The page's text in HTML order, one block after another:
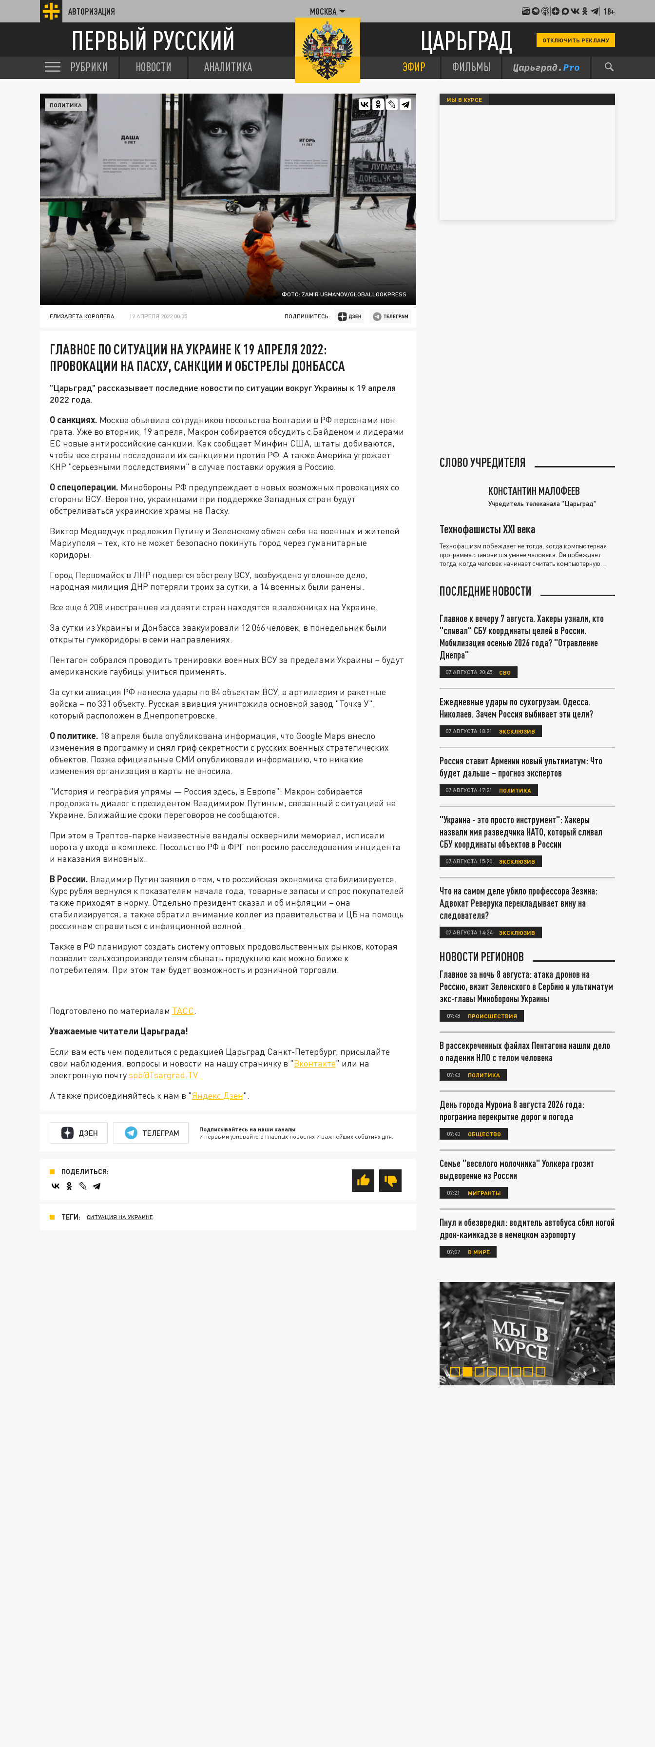
АВТОРИЗАЦИЯ МОСКВА 18+
ПЕРВЫЙ РУССКИЙ ЦАРЬГРАД ОТКЛЮЧИТЬ РЕКЛАМУ
РУБРИКИ НОВОСТИ АНАЛИТИКА ЭФИР ФИЛЬМЫ
ФОТО: ZAMIR USMANOV/GLOBALLOOKPRESS
ПОЛИТИКА
ЕЛИЗАВЕТА КОРОЛЕВА 19 АПРЕЛЯ 2022 00:35 ПОДПИШИТЕСЬ:
ГЛАВНОЕ ПО СИТУАЦИИ НА УКРАИНЕ К 19 АПРЕЛЯ 2022:
ПРОВОКАЦИИ НА ПАСХУ, САНКЦИИ И ОБСТРЕЛЫ ДОНБАССА
"Царьград" рассказывает последние новости по ситуации вокруг Украины к 19 апреля
2022 года.
О санкциях. Москва объявила сотрудников посольства Болгарии в РФ персонами нон
грата. Уже во вторник, 19 апреля, Макрон собирается обсудить с Байденом и лидерами
ЕС новые антироссийские санкции. Как сообщает Минфин США, штаты добиваются,
чтобы все страны последовали их санкциями против РФ. А также Америка угрожает
КНР "серьезными последствиями" в случае поставки оружия в Россию.
О спецоперации. Минобороны РФ предупреждает о новых возможных провокациях со
стороны ВСУ. Вероятно, украинцами при поддержке Западных стран будут
обстреливаться украинские храмы на Пасху.
Виктор Медведчук предложил Путину и Зеленскому обмен себя на военных и жителей
Мариуполя – тех, кто не может безопасно покинуть город через гуманитарные
коридоры.
Город Первомайск в ЛНР подвергся обстрелу ВСУ, возбуждено уголовное дело,
народная милиция ДНР потеряли троих за сутки, а 14 военных были ранены.
Все еще 6 208 иностранцев из девяти стран находятся в заложниках на Украине.
За сутки из Украины и Донбасса эвакуировали 12 066 человек, в понедельник были
открыты гумкоридоры в семи направлениях.
Пентагон собрался проводить тренировки военных ВСУ за пределами Украины – будут
американские гаубицы учиться применять.
За сутки авиация РФ нанесла удары по 84 объектам ВСУ, а артиллерия и ракетные
войска – по 331 объекту. Русская авиация уничтожила основной завод "Точка У",
который расположен в Днепропетровске.
О политике. 18 апреля была опубликована информация, что Google Maps внесло
изменения в программу и снял гриф секретности с русских военных стратегических
объектов. Позже официальные СМИ опубликовали информацию, что никакие
изменения организация в карты не вносила.
"История и география упрямы — Россия здесь, в Европе": Макрон собирается
продолжать диалог с президентом Владимиром Путиным, связанный с ситуацией на
Украине. Ближайшие сроки переговоров не сообщаются.
При этом в Трептов-парке неизвестные вандалы осквернили мемориал, исписали
ворота у входа в комплекс. Посольство РФ в ФРГ попросило расследования инцидента
и наказания виновных.
В России. Владимир Путин заявил о том, что российская экономика стабилизируется.
Курс рубля вернулся к показателям начала года, товарные запасы и спрос покупателей
также приходят в норму. Отдельно президент сказал и об инфляции – она
стабилизируется, а также обратил внимание коллег из правительства и ЦБ на помощь
россиянам справиться с инфляционной волной.
Также в РФ планируют создать систему оптовых продовольственных рынков, которая
позволит сельхозпроизводителям сбывать продукцию как можно ближе к
потребителям. При этом там будет возможность и розничной торговли.
Подготовлено по материалам ТАСС.
Уважаемые читатели Царьграда!
Если вам есть чем поделиться с редакцией Царьград Санкт-Петербург, присылайте
свои наблюдения, вопросы и новости на нашу страничку в "Вконтакте" или на
электронную почтуspb@Tsargrad.TV
А также присоединяйтесь к нам в "Яндекс.Дзен".
ДЗЕН ТЕЛЕГРАМ Подписывайтесь на наши каналы
и первыми узнавайте о главных новостях и важнейших событиях дня.
ПОДЕЛИТЬСЯ:
ТЕГИ: СИТУАЦИЯ НА УКРАИНЕ
МЫ В КУРСЕ
СЛОВО УЧРЕДИТЕЛЯ
КОНСТАНТИН МАЛОФЕЕВ
Учредитель телеканала "Царьград"
Технофашисты XXI века
Технофашизм побеждает не тогда, когда компьютерная
программа становится умнее человека. Он побеждает
тогда, когда человек начинает считать компьютерную
ПОСЛЕДНИЕ НОВОСТИ
Главное к вечеру 7 августа. Хакеры узнали, кто
"сливал" СБУ координаты целей в России.
Мобилизация осенью 2026 года? "Отравление
Днепра"
07 АВГУСТА 20:45 СВО
Ежедневные удары по сухогрузам. Одесса.
Николаев. Зачем Россия выбивает эти цели?
07 АВГУСТА 18:21 ЭКСКЛЮЗИВ
Россия ставит Армении новый ультиматум: Что
будет дальше – прогноз экспертов
07 АВГУСТА 17:21 ПОЛИТИКА
"Украина - это просто инструмент": Хакеры
назвали имя разведчика НАТО, который сливал
СБУ координаты объектов в России
07 АВГУСТА 15:20 ЭКСКЛЮЗИВ
Что на самом деле убило профессора Зезина:
Адвокат Реверука перекладывает вину на
следователя?
07 АВГУСТА 14:24 ЭКСКЛЮЗИВ
НОВОСТИ РЕГИОНОВ
Главное за ночь 8 августа: атака дронов на
Россию, визит Зеленского в Сербию и ультиматум
экс-главы Минобороны Украины
07:48 ПРОИСШЕСТВИЯ
В рассекреченных файлах Пентагона нашли дело
о падении НЛО с телом человека
07:43 ПОЛИТИКА
День города Мурома 8 августа 2026 года:
программа перекрытие дорог и погода
07:40 ОБЩЕСТВО
Семье "веселого молочника" Уолкера грозит
выдворение из России
07:21 МИГРАНТЫ
Пнул и обезвредил: водитель автобуса сбил ногой
дрон-камикадзе в немецком аэропорту
07:07 В МИРЕ